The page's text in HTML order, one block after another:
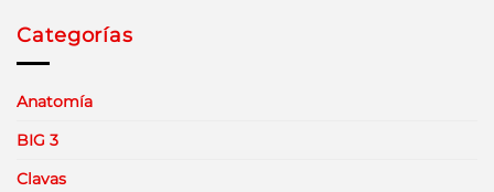
Categorías
Anatomía
BIG 3
Clavas